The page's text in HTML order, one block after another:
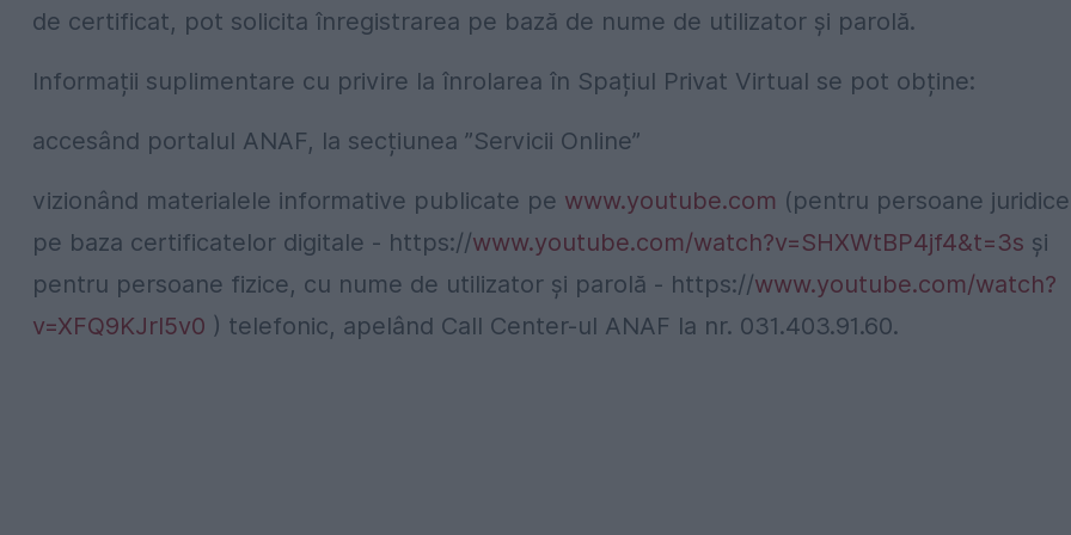
de certificat, pot solicita înregistrarea pe bază de nume de utilizator și parolă.
Informații suplimentare cu privire la înrolarea în Spațiul Privat Virtual se pot obține:
accesând portalul ANAF, la secțiunea ”Servicii Online”
vizionând materialele informative publicate pe www.youtube.com (pentru persoane
pe baza certificatelor digitale - https://www.youtube.com/watch?v=SHXWtBP4jf4&t=3s și
pentru persoane fizice, cu nume de utilizator și parolă - https://www.youtube.com/watch?
v=XFQ9KJrI5v0 ) telefonic, apelând Call Center-ul ANAF la nr. 031.403.91.60.